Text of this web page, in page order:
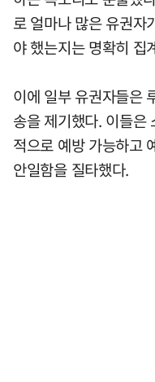
로 얼마나 많은 유권자
야 했는지는 명확히 집
이에 일부 유권자들은
송을 제기했다. 이들은
적으로 예방 가능하고
안일함을 질타했다.